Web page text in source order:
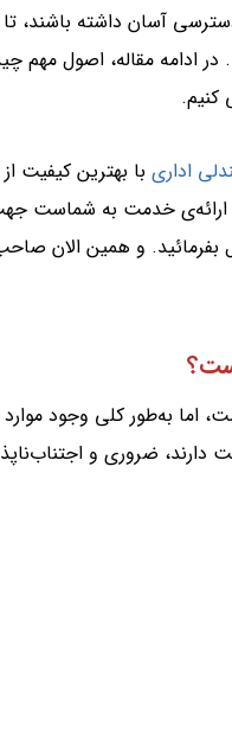
دسترسی آسان داشته باشند،
ادامه مقاله، اصول مهم
اداری با بهترین کیفیت از
ارائه‌ی خدمت به شماست
و همین الان صاحب
اما به‌طور کلی وجود موارد
دارند، ضروری و